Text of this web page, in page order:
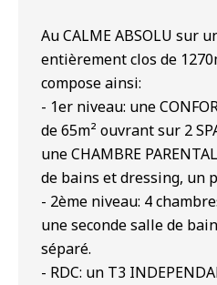
Au CALME ABSOLU sur
entièrement clos de
compose ainsi:
- 1er niveau: une
de 65m² ouvrant sur 2
une CHAMBRE
de bains et dressing, un
- 2ème niveau: 4
une seconde salle de
séparé.
- RDC: un T3